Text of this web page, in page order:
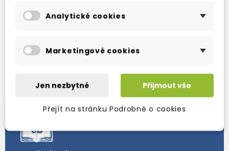
Zobrazení 1-1 z 1 položek
Analytické cookies
Marketingové cookies
Jen nezbytné Přijmout vše
Přejít na stránku Podrobně o cookies